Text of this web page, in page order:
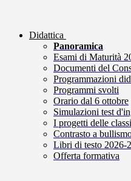
Didattica
Panoramica
Esami di Maturità
Documenti del
Programmazioni
Programmi svolti
Orario dal 6 ottobre
Simulazioni test
I progetti delle classi
Contrasto a
Libri di testo 2026-
Offerta formativa